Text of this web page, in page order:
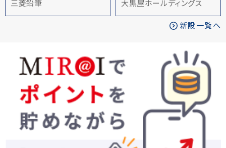
三菱鉛筆 大黒屋ホールディングス
新設一覧へ